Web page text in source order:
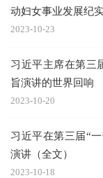
动妇女事业发展纪
2023-10-23
习近平主席在第三
旨演讲的世界回响
2023-10-20
习近平在第三届“
演讲（全文）
2023-10-18